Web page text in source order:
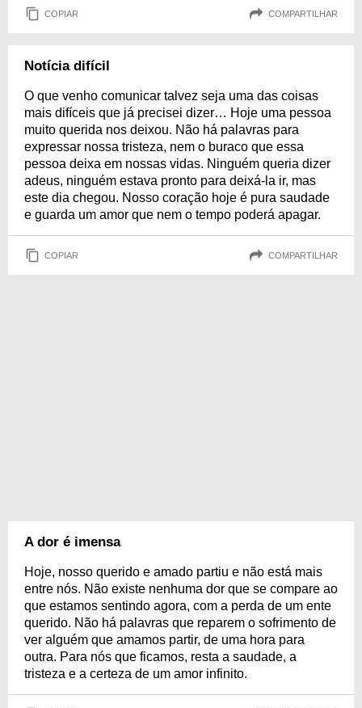
COPIAR COMPARTILHAR
Notícia difícil
O que venho comunicar talvez seja uma das coisas
mais difíceis que já precisei dizer… Hoje uma pessoa
muito querida nos deixou. Não há palavras para
expressar nossa tristeza, nem o buraco que essa
pessoa deixa em nossas vidas. Ninguém queria dizer
adeus, ninguém estava pronto para deixá-la ir, mas
este dia chegou. Nosso coração hoje é pura saudade
e guarda um amor que nem o tempo poderá apagar.
COPIAR COMPARTILHAR
A dor é imensa
Hoje, nosso querido e amado partiu e não está mais
entre nós. Não existe nenhuma dor que se compare ao
que estamos sentindo agora, com a perda de um ente
querido. Não há palavras que reparem o sofrimento de
ver alguém que amamos partir, de uma hora para
outra. Para nós que ficamos, resta a saudade, a
tristeza e a certeza de um amor infinito.